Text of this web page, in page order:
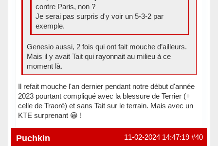
contre Paris, non ?
Je serai pas surpris d'y voir un 5-3-2 par
exemple.
Genesio aussi, 2 fois qui ont fait mouche d’ailleurs.
Mais il y avait Tait qui rayonnait au milieu à ce
moment là.
Il refait mouche l'an dernier pendant notre début d'année
2023 pourtant compliqué avec la blessure de Terrier (+
celle de Traoré) et sans Tait sur le terrain. Mais avec un
KTE surprenant 😀 !
Hors ligne #40
11-02-2024 14:47:19
Puchkin